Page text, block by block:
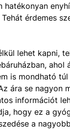
hatékonyan
érdemes
lehet kapni,
is mondható
ára se nagyon
információt
hogy ez a
a